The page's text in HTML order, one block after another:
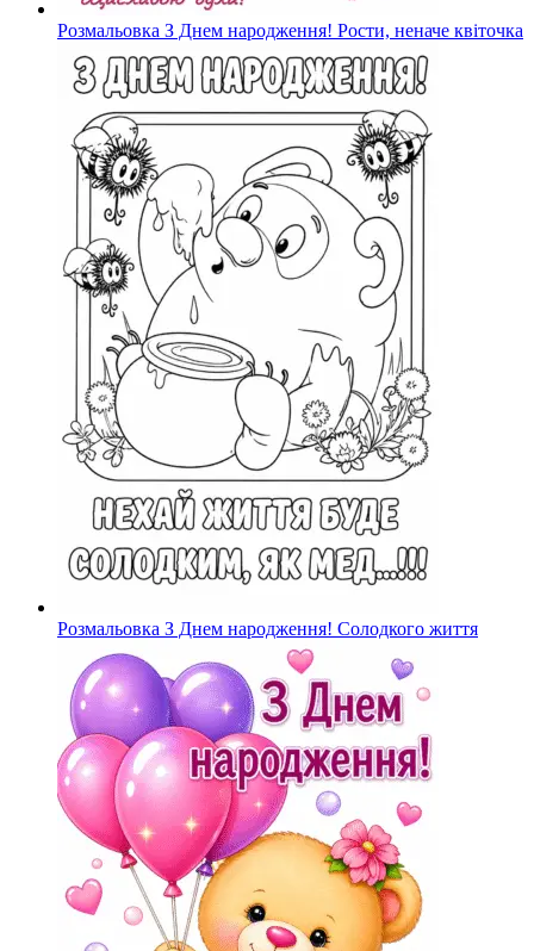
Розмальовка З Днем народження! Рости, неначе квіточка
Розмальовка З Днем народження! Солодкого життя